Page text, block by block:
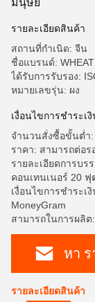
มนุษย์
รายละเอียดสินค้า
สถานที่กำเนิด: จีน
ชื่อแบรนด์: WHEAT
ได้รับการรับรอง:
หมายเลขรุ่น: ผง
เงื่อนไขการชําระเ
จำนวนสั่งซื้อขั้นต่ำ
ราคา: สามารถต่อร
รายละเอียดการบร
คอนเทนเนอร์ 20
เงื่อนไขการชำระเ
MoneyGram
สามารถในการผลิ
หา
รายละเอียดสินค้า